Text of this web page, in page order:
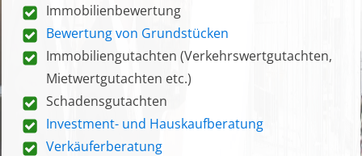
Immobilienbewertung
Bewertung von Grundstücken
Immobiliengutachten (Verkehrswertgutachten,
Mietwertgutachten etc.)
Schadensgutachten
Investment- und Hauskaufberatung
Verkäuferberatung